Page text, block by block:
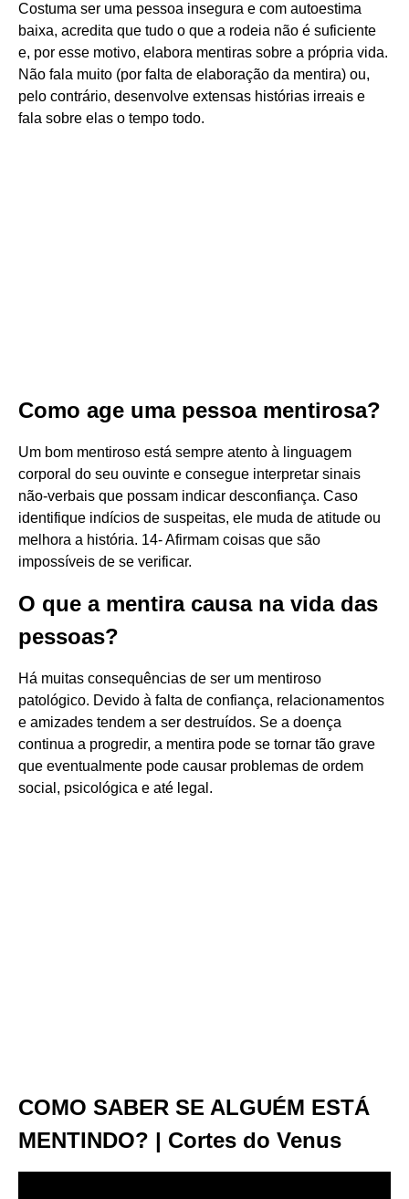
Costuma ser uma pessoa insegura e com autoestima
baixa, acredita que tudo o que a rodeia não é suficiente
e, por esse motivo, elabora mentiras sobre a própria vida.
Não fala muito (por falta de elaboração da mentira) ou,
pelo contrário, desenvolve extensas histórias irreais e
fala sobre elas o tempo todo.
Como age uma pessoa mentirosa?
Um bom mentiroso está sempre atento à linguagem
corporal do seu ouvinte e consegue interpretar sinais
não-verbais que possam indicar desconfiança. Caso
identifique indícios de suspeitas, ele muda de atitude ou
melhora a história. 14- Afirmam coisas que são
impossíveis de se verificar.
O que a mentira causa na vida das
pessoas?
Há muitas consequências de ser um mentiroso
patológico. Devido à falta de confiança, relacionamentos
e amizades tendem a ser destruídos. Se a doença
continua a progredir, a mentira pode se tornar tão grave
que eventualmente pode causar problemas de ordem
social, psicológica e até legal.
COMO SABER SE ALGUÉM ESTÁ
MENTINDO? | Cortes do Venus